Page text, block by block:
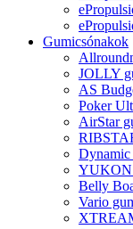
Gumicsónakok
JOLLY
AS
Poker
AirStar
Dynamic
YUKON
Belly
Vario